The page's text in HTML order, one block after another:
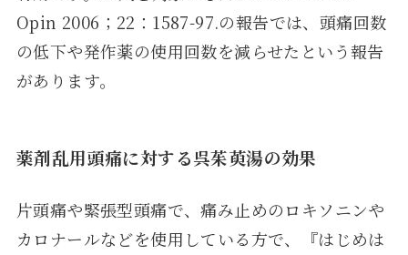
Opin 2006；22：1587-97.の報告では、頭痛回数
の低下や発作薬の使用回数を減らせたという報告
があります。
薬剤乱用頭痛に対する呉茱萸湯の効果
片頭痛や緊張型頭痛で、痛み止めのロキソニンや
カロナールなどを使用している方で、『はじめは